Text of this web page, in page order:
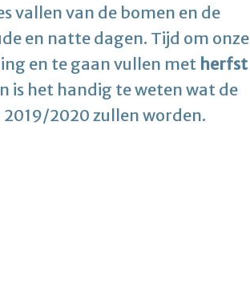
vallen van de bomen en de
en natte dagen. Tijd om onze
en te gaan vullen met herfst
is het handig te weten wat de
2020 zullen worden.